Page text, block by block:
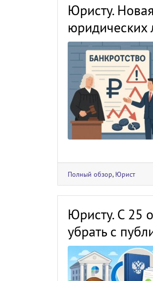
Юристу.
юридических
Полный обзор, Юрист
Юристу. С 25
убрать с